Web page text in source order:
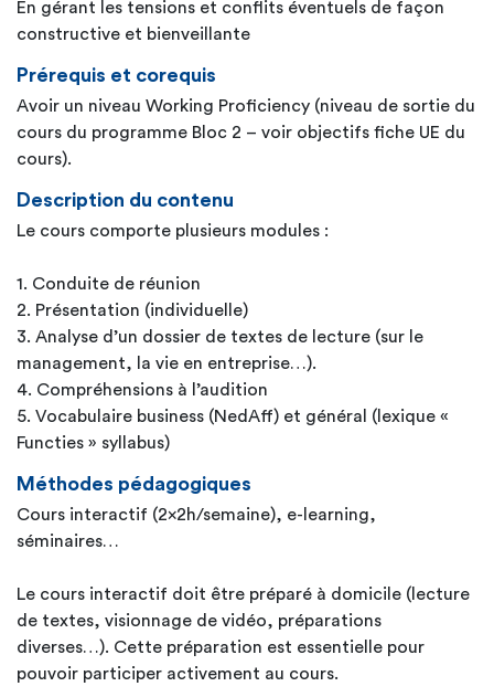
En gérant les tensions et conflits éventuels de façon
constructive et bienveillante
Prérequis et corequis
Avoir un niveau Working Proficiency (niveau de sortie du
cours du programme Bloc 2 – voir objectifs fiche UE du
cours).
Description du contenu
Le cours comporte plusieurs modules :
1. Conduite de réunion
2. Présentation (individuelle)
3. Analyse d’un dossier de textes de lecture (sur le
management, la vie en entreprise…).
4. Compréhensions à l’audition
5. Vocabulaire business (NedAff) et général (lexique «
Functies » syllabus)
Méthodes pédagogiques
Cours interactif (2x2h/semaine), e-learning,
séminaires…
Le cours interactif doit être préparé à domicile (lecture
de textes, visionnage de vidéo, préparations
diverses…). Cette préparation est essentielle pour
pouvoir participer activement au cours.